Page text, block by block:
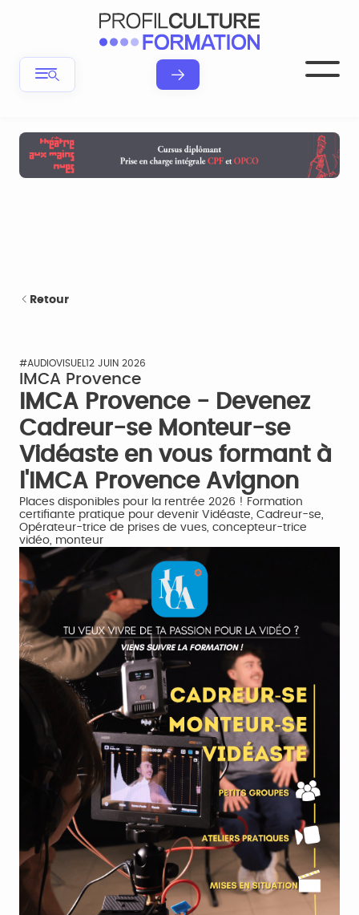
Retour
#AUDIOVISUEL 12 JUIN 2026
IMCA Provence
IMCA Provence - Devenez
Cadreur-se Monteur-se
Vidéaste en vous formant à
l'IMCA Provence Avignon
Places disponibles pour la rentrée 2026 ! Formation
certifiante pratique pour devenir Vidéaste, Cadreur-se,
Opérateur-trice de prises de vues, concepteur-trice
vidéo, monteur